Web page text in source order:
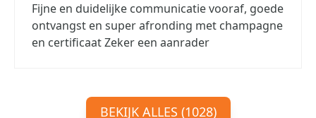
Fijne en duidelijke communicatie vooraf, goede
ontvangst en super afronding met champagne
en certificaat Zeker een aanrader
BEKIJK ALLES (1028)